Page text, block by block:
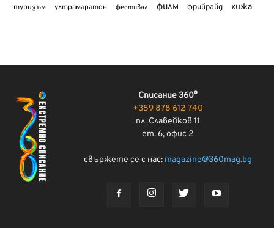
туризъм ултрамаратон фестивал филм фрийрайд хижа
Списание 360°
+359 878 612 740
пл. Славейков 11
ет. 6, офис 2
свържете се с нас: magazine@360mag.bg